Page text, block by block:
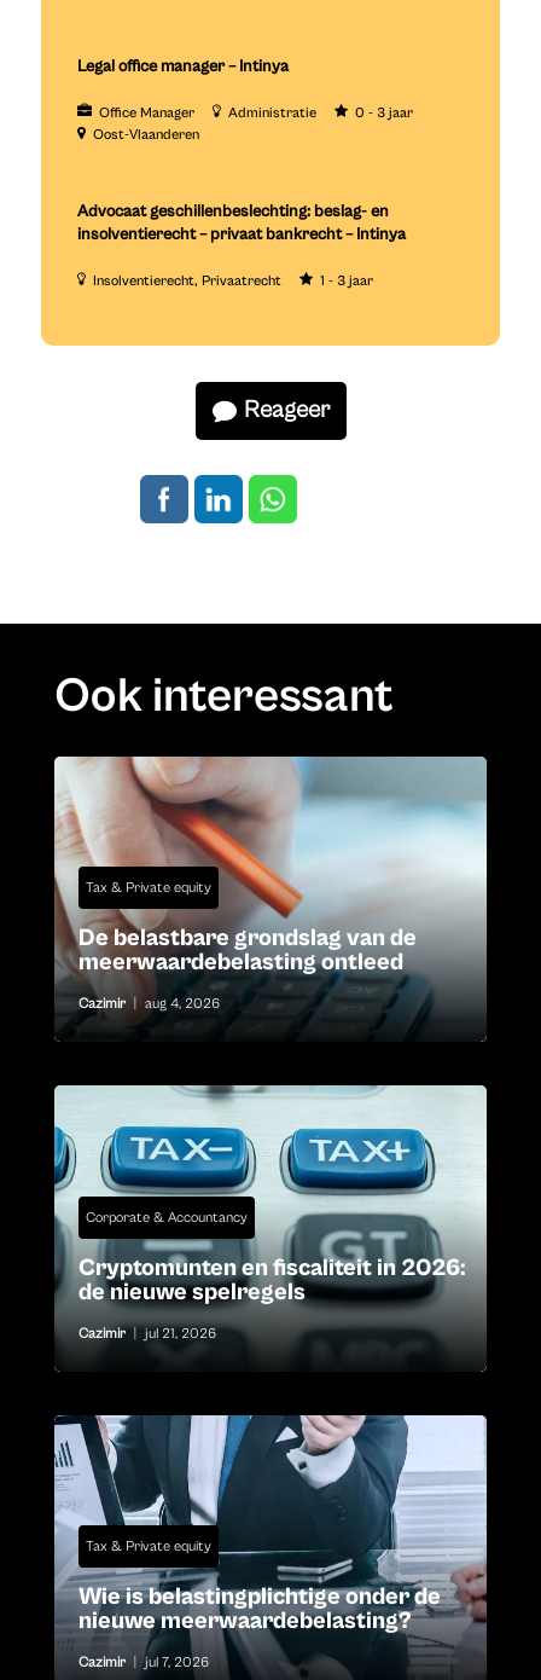
Legal office manager – Intinya
Office Manager Administratie
0 - 3 jaar
Oost-Vlaanderen
Advocaat geschillenbeslechting: beslag- en
insolventierecht – privaat bankrecht – Intinya
Insolventierecht Privaatrecht 1 - 3 jaar
Reageer
Ook interessant
Tax & Private equity
De belastbare grondslag van de
meerwaardebelasting ontleed
Cazimir aug 4, 2026
Corporate & Accountancy
Cryptomunten en fiscaliteit in 2026:
de nieuwe spelregels
Cazimir jul 21, 2026
Tax & Private equity
Wie is belastingplichtige onder de
nieuwe meerwaardebelasting?
Cazimir jul 7, 2026